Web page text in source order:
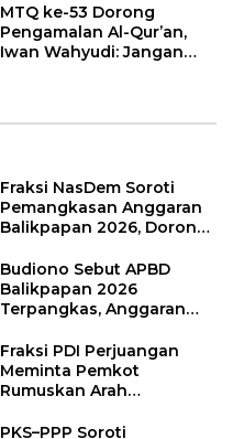
MTQ ke-53 Dorong
Pengamalan Al-Qur’an,
Iwan Wahyudi: Jangan
Fraksi NasDem Soroti
Pemangkasan Anggaran
Balikpapan 2026, Dorong
Publik
Budiono Sebut APBD
Balikpapan 2026
Terpangkas, Anggaran
Fraksi PDI Perjuangan
Meminta Pemkot
Rumuskan Arah
Terukur sebagai
PKS–PPP Soroti